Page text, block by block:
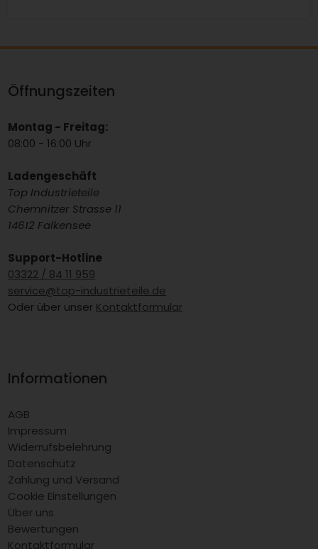
Öffnungszeiten
Montag - Freitag:
08:00 - 16:00 Uhr
Ladengeschäft
Top Industrieteile
Chemnitzer Strasse 11
14612 Falkensee
Support-Hotline
03322 / 84 11 959
service@top-industrieteile.de
Oder über unser Kontaktformular
Informationen
AGB
Impressum
Widerrufsbelehrung
Datenschutz
Zahlung und Versand
Cookie Einstellungen
Über uns
Bewertungen
Kontaktformular